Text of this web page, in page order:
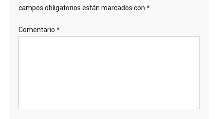
campos obligatorios están marcados con *
Comentario *